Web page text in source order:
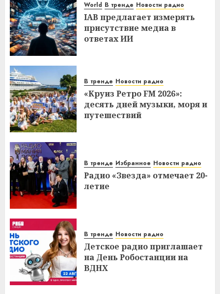
World В тренде Новости радио
IAB предлагает измерять
присутствие медиа в
ответах ИИ
В тренде Новости радио
«Круиз Ретро FM 2026»:
десять дней музыки, моря и
путешествий
В тренде Избранное Новости радио
Радио «Звезда» отмечает 20-
летие
В тренде Новости радио
Детское радио приглашает
на День Робостанции на
ВДНХ